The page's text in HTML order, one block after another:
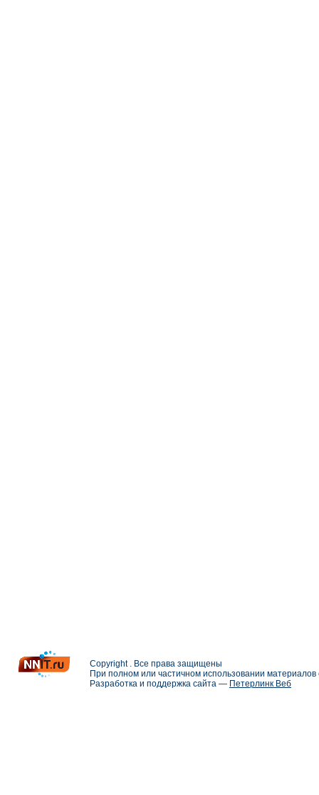
Copyright . Все права защищены
При полном или частичном использовании
Разработка и поддержка сайта — Петерлинк Веб